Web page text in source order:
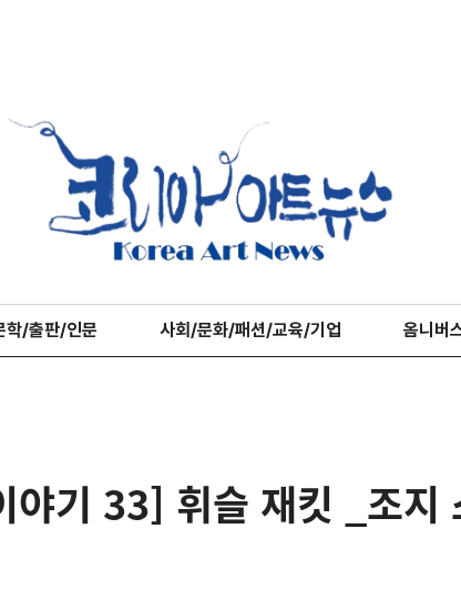
학/출판/인문 사회/문화/패션/교육/기업 옴니
야기 33] 휘슬 재킷 _조지